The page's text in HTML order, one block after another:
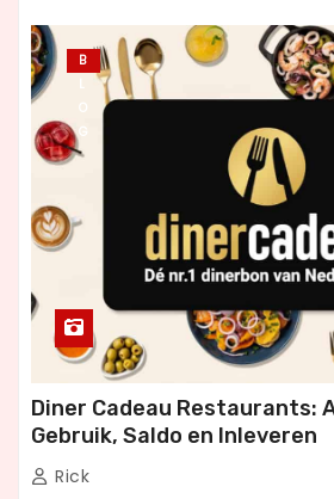
B
L
O
G
Diner Cadeau Restaurants:
Gebruik, Saldo en Inleveren
Rick